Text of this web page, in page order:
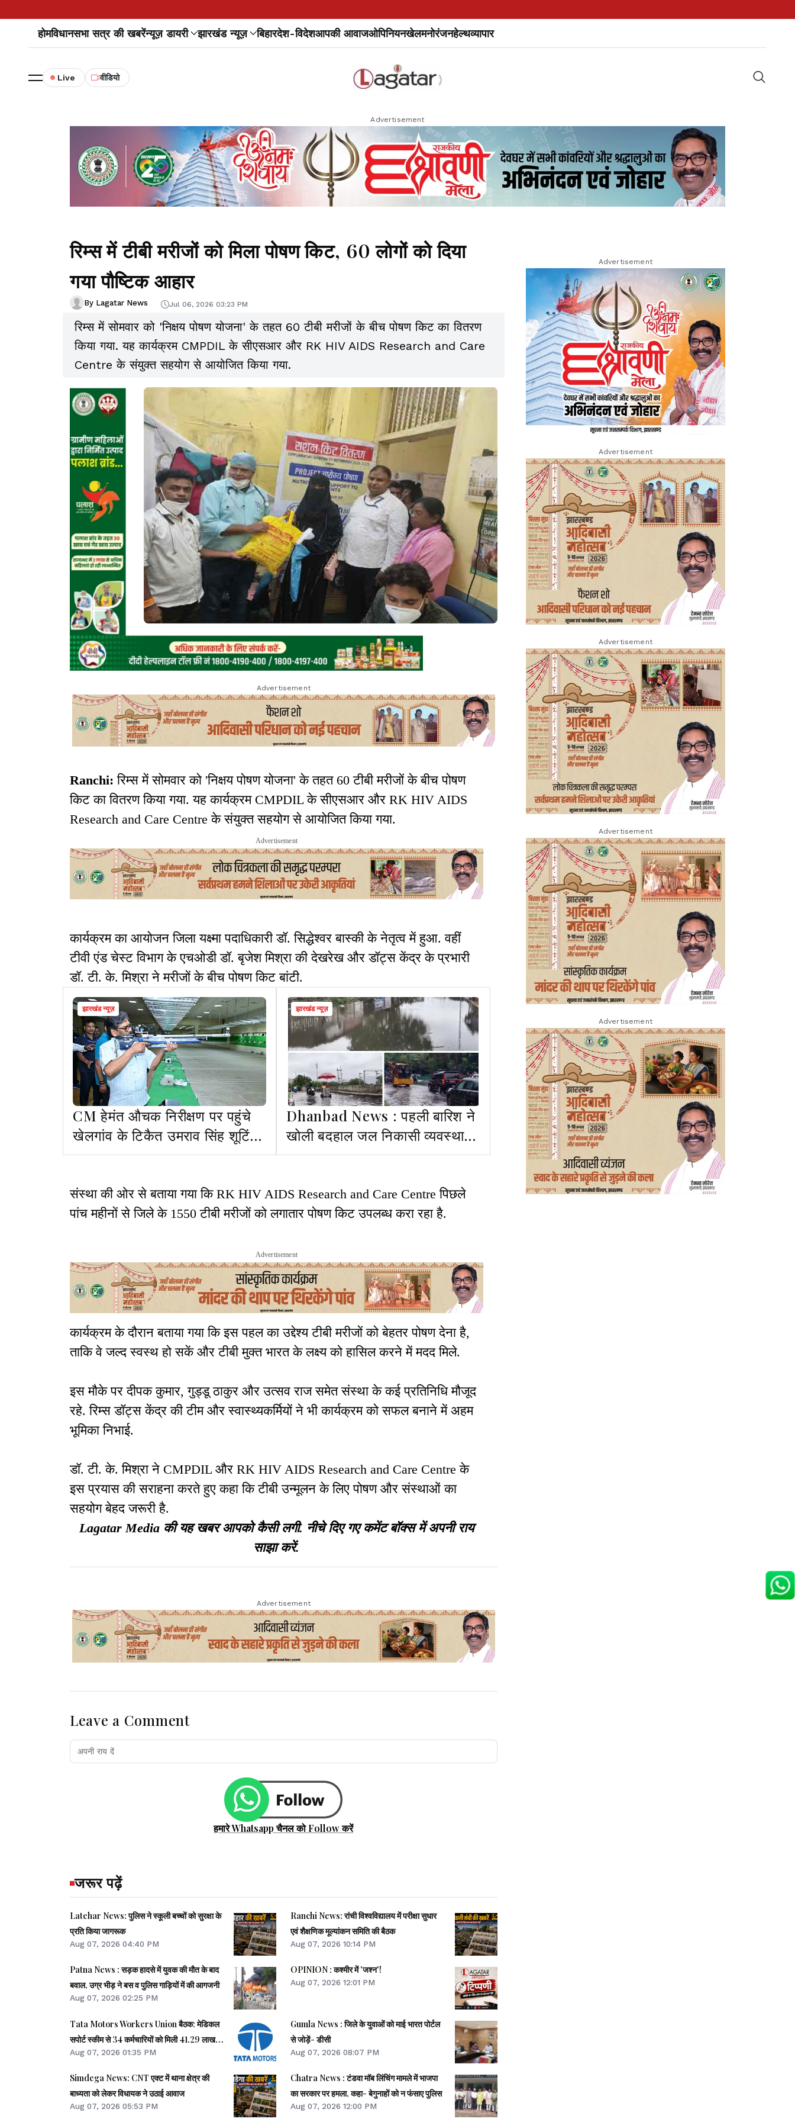
होमविधानसभा सत्र की खबरेंन्यूज़ डायरी झारखंड न्यूज़ बिहारदेश-विदेशआपकी आवाजओपिनियनखेलमनोरंजनहेल्थव्यापार
Live वीडियो
Advertisement
रिम्स में टीबी मरीजों को मिला पोषण किट, 60 लोगों को दिया
गया पौष्टिक आहार
By Lagatar News Jul 06, 2026 03:23 PM
रिम्स में सोमवार को 'निक्षय पोषण योजना' के तहत 60 टीबी मरीजों के बीच पोषण किट का वितरण
किया गया. यह कार्यक्रम CMPDIL के सीएसआर और RK HIV AIDS Research and Care
Centre के संयुक्त सहयोग से आयोजित किया गया.
Advertisement
Ranchi:रिम्स में सोमवार को 'निक्षय पोषण योजना' के तहत 60 टीबी मरीजों के बीच पोषण
किट का वितरण किया गया. यह कार्यक्रम CMPDIL के सीएसआर और RK HIV AIDS
Research and Care Centre के संयुक्त सहयोग से आयोजित किया गया.
Advertisement
कार्यक्रम का आयोजन जिला यक्ष्मा पदाधिकारी डॉ. सिद्धेश्वर बास्की के नेतृत्व में हुआ. वहीं
टीवी एंड चेस्ट विभाग के एचओडी डॉ. बृजेश मिश्रा की देखरेख और डॉट्स केंद्र के प्रभारी
डॉ. टी. के. मिश्रा ने मरीजों के बीच पोषण किट बांटी.
झारखंड न्यूज़
CM हेमंत औचक निरीक्षण पर पहुंचे
खेलगांव के टिकैत उमराव सिंह शूटिंग
रेंज, जतायी नाराजगी
झारखंड न्यूज़
Dhanbad News : पहली बारिश ने
खोली बदहाल जल निकासी व्यवस्था
की पोल, जलजमाव से थमी रफ्तार
संस्था की ओर से बताया गया कि RK HIV AIDS Research and Care Centre पिछले
पांच महीनों से जिले के 1550 टीबी मरीजों को लगातार पोषण किट उपलब्ध करा रहा है.
Advertisement
कार्यक्रम के दौरान बताया गया कि इस पहल का उद्देश्य टीबी मरीजों को बेहतर पोषण देना है,
ताकि वे जल्द स्वस्थ हो सकें और टीबी मुक्त भारत के लक्ष्य को हासिल करने में मदद मिले.
इस मौके पर दीपक कुमार, गुड्डू ठाकुर और उत्सव राज समेत संस्था के कई प्रतिनिधि मौजूद
रहे. रिम्स डॉट्स केंद्र की टीम और स्वास्थ्यकर्मियों ने भी कार्यक्रम को सफल बनाने में अहम
भूमिका निभाई.
डॉ. टी. के. मिश्रा ने CMPDIL और RK HIV AIDS Research and Care Centre के
इस प्रयास की सराहना करते हुए कहा कि टीबी उन्मूलन के लिए पोषण और संस्थाओं का
सहयोग बेहद जरूरी है.
Lagatar Media की यह खबर आपको कैसी लगी. नीचे दिए गए कमेंट बॉक्स में अपनी राय
साझा करें.
Advertisement
Leave a Comment
हमारे Whatsapp चैनल को Follow करें
जरूर पढ़ें
Latehar News: पुलिस ने स्कूली बच्चों को सुरक्षा के
प्रति किया जागरूक
Aug 07, 2026 04:40 PM
Patna News : सड़क हादसे में युवक की मौत के बाद
बवाल, उग्र भीड़ ने बस व पुलिस गाड़ियों में की आगजनी
Aug 07, 2026 02:25 PM
Tata Motors Workers Union बैठक: मेडिकल
सपोर्ट स्कीम से 34 कर्मचारियों को मिली 41.29 लाख
की मदद
Aug 07, 2026 01:35 PM
Simdega News: CNT एक्ट में थाना क्षेत्र की
बाध्यता को लेकर विधायक ने उठाई आवाज
Aug 07, 2026 05:53 PM
Ranchi News: रांची विश्वविद्यालय में परीक्षा सुधार
एवं शैक्षणिक मूल्यांकन समिति की बैठक
Aug 07, 2026 10:14 PM
OPINION : कश्मीर में 'जश्न'!
Aug 07, 2026 12:01 PM
Gumla News : जिले के युवाओं को माई भारत पोर्टल
से जोड़ें- डीसी
Aug 07, 2026 08:07 PM
Chatra News : टंडवा मॉब लिंचिंग मामले में भाजपा
का सरकार पर हमला, कहा- बेगुनाहों को न फंसाए पुलिस
Aug 07, 2026 12:00 PM
Advertisement
Advertisement
Advertisement
Advertisement
Advertisement